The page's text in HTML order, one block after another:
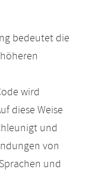
bedeutet die
wird
diese Weise
und
von
und